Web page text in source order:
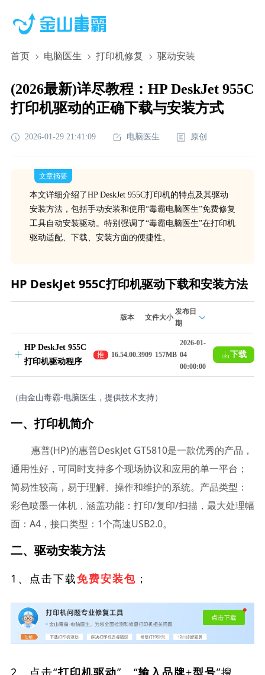
首页 电脑医生 打印机修复 驱动安装
(2026最新)详尽教程：HP DeskJet 955C
打印机驱动的正确下载与安装方式
2026-01-29 21:41:09 电脑医生 原创
文章摘要
本文详细介绍了HP DeskJet 955C打印机的特点及其驱动
安装方法，包括手动安装和使用“毒霸电脑医生”免费修复
工具自动安装驱动。特别强调了“毒霸电脑医生”在打印机
驱动适配、下载、安装方面的便捷性。
HP DeskJet 955C打印机驱动下载和安装方法
版本 文件大小
发布日
期
HP DeskJet 955C
打印机驱动程序
推
荐
16.54.00.3909 157MB
2026-01-
04
00:00:00
下载
（由金山毒霸-电脑医生，提供技术支持）
一、打印机简介
惠普(HP)的惠普DeskJet GT5810是一款优秀的产品，
通用性好，可同时支持多个现场协议和应用的单一平台；
简易性较高，易于理解、操作和维护的系统。产品类型：
彩色喷墨一体机，涵盖功能：打印/复印/扫描，最大处理幅
面：A4，接口类型：1个高速USB2.0。
二、驱动安装方法
1、点击下载免费安装包 ；
2、点击“打印机驱动”、“输入品牌+型号”搜